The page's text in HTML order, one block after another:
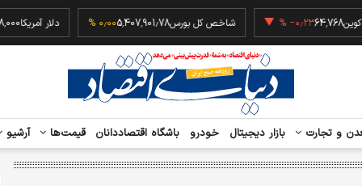
بیت کوین64,768‎−۰٫۲۳ % شاخص کل بورس5,407,901.78۰٫۰۰ % دلار
و تجارت بازار دیجیتال خودرو باشگاه اقتصاددانان قیمت‌ها آرشیو